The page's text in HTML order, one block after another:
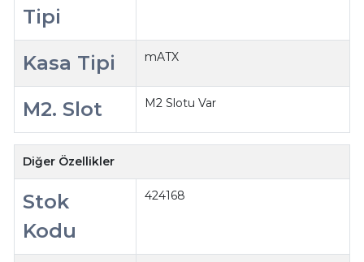
Tipi
Kasa Tipi mATX
M2. Slot M2 Slotu Var
Diğer Özellikler
Stok
Kodu
424168